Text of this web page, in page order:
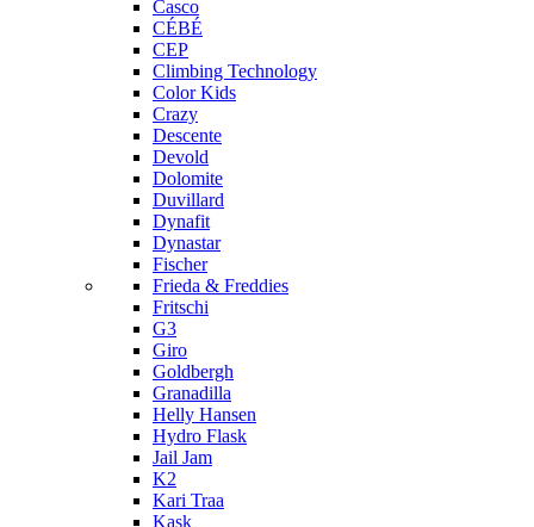
Casco
CÉBÉ
CEP
Climbing Technology
Color Kids
Crazy
Descente
Devold
Dolomite
Duvillard
Dynafit
Dynastar
Fischer
Frieda & Freddies
Fritschi
G3
Giro
Goldbergh
Granadilla
Helly Hansen
Hydro Flask
Jail Jam
K2
Kari Traa
Kask